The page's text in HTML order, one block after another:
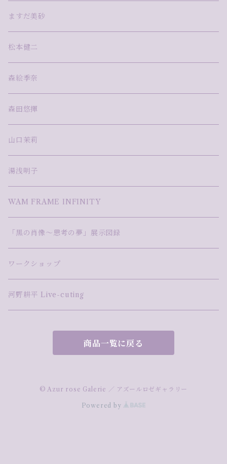
ますだ美砂
松本健二
森絵季奈
森田悠揮
山口茉莉
湯浅明子
WAM FRAME INFINITY
「黒の肖像～思考の夢」展示図録
ワークショップ
河野耕平 Live-cuting
商品一覧に戻る
© Azur rose Galerie ／ アズールロゼギャラリー
Powered by